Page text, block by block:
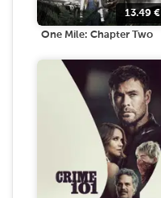
13.49 €
One Mile: Chapter Two